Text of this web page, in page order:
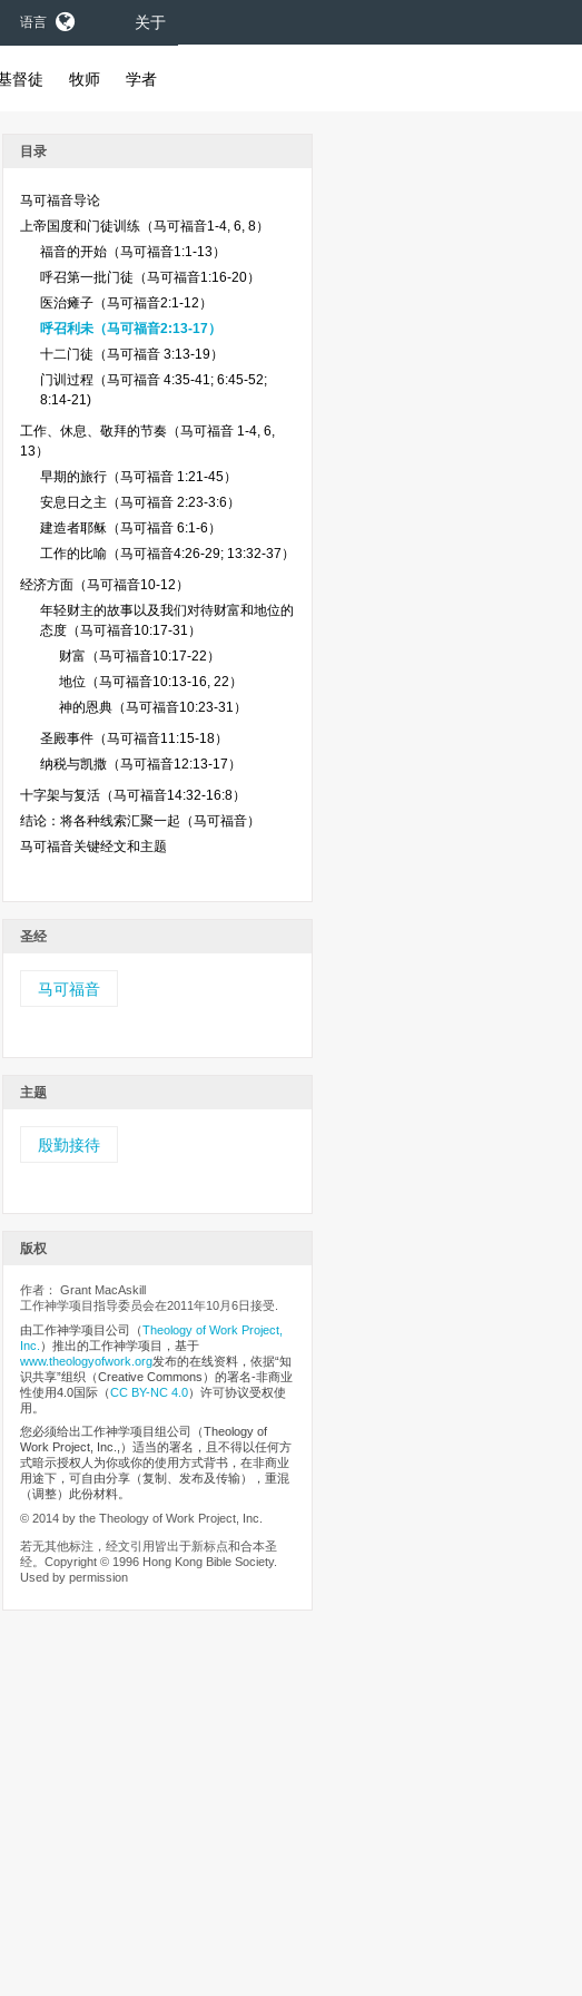
语言 关于
督徒 牧师 学者
目录
马可福音导论
上帝国度和门徒训练（马可福音1-4, 6, 8）
福音的开始（马可福音1:1-13）
呼召第一批门徒（马可福音1:16-20）
医治瘫子（马可福音2:1-12）
呼召利未（马可福音2:13-17）
十二门徒（马可福音 3:13-19）
门训过程（马可福音 4:35-41; 6:45-52;
8:14-21)
工作、休息、敬拜的节奏（马可福音 1-4, 6,
13）
早期的旅行（马可福音 1:21-45）
安息日之主（马可福音 2:23-3:6）
建造者耶稣（马可福音 6:1-6）
工作的比喻（马可福音4:26-29; 13:32-37）
经济方面（马可福音10-12）
年轻财主的故事以及我们对待财富和地位的
态度（马可福音10:17-31）
财富（马可福音10:17-22）
地位（马可福音10:13-16, 22）
神的恩典（马可福音10:23-31）
圣殿事件（马可福音11:15-18）
纳税与凯撒（马可福音12:13-17）
十字架与复活（马可福音14:32-16:8）
结论：将各种线索汇聚一起（马可福音）
马可福音关键经文和主题
圣经
马可福音
主题
殷勤接待
版权
作者： Grant MacAskill
工作神学项目指导委员会在2011年10月6日接受.
由工作神学项目公司
（Theology of Work Project,
Inc. ）推出的工作神学项目，基于
www.theologyofwork.org发布的在线资料，依据“知
识共享”组织（Creative Commons）的署名-非商业
性使用4.0国际（CC BY-NC 4.0）许可协议受权使
用。
您必须给出工作神学项目组公司（Theology of
Work Project, Inc.,）适当的署名，且不得以任何方
式暗示授权人为你或你的使用方式背书，在非商业
用途下，可自由分享（复制、发布及传输），重混
（调整）此份材料。
© 2014 by the Theology of Work Project, Inc.
若无其他标注，经文引用皆出于新标点和合本圣
经。Copyright © 1996 Hong Kong Bible Society.
Used by permission